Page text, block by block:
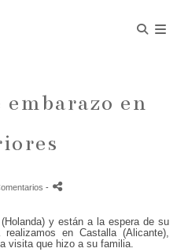
en
-
y están a la espera de su
en Castalla (Alicante),
visita que hizo a su familia.